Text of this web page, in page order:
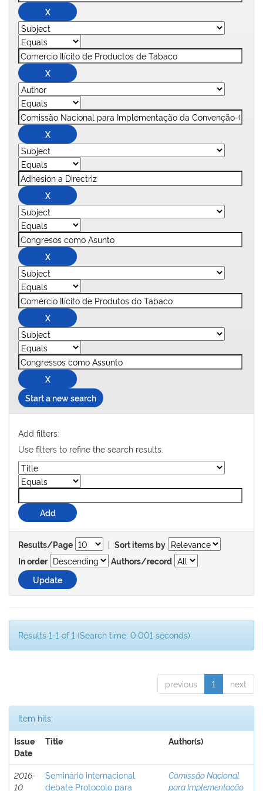
Start a new search
Add filters:
Use filters to refine the search results.
Results/Page | Sort items by
In order
Authors/record
Results 1-1 of 1 (Search time: 0.001 seconds).
previous 1 next
Item hits:
Issue
Date
Title Author(s)
2016-
10
Seminário internacional
debate Protocolo para
Comissão Nacional
para Implementação